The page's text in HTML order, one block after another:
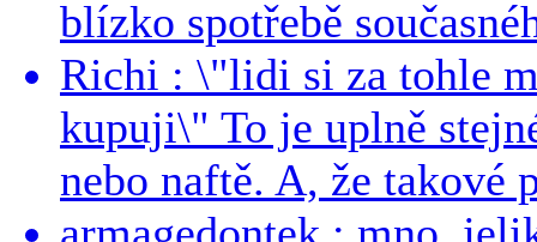
blízko spotřebě
Richi : \"lidi si za tohle
kupuji\" To je uplně
nebo naftě. A, že takové